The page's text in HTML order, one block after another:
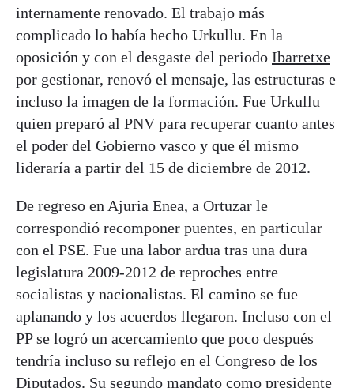
internamente renovado. El trabajo más
complicado lo había hecho Urkullu. En la
oposición y con el desgaste del periodo Ibarretxe
por gestionar, renovó el mensaje, las estructuras e
incluso la imagen de la formación. Fue Urkullu
quien preparó al PNV para recuperar cuanto antes
el poder del Gobierno vasco y que él mismo
lideraría a partir del 15 de diciembre de 2012.
De regreso en Ajuria Enea, a Ortuzar le
correspondió recomponer puentes, en particular
con el PSE. Fue una labor ardua tras una dura
legislatura 2009-2012 de reproches entre
socialistas y nacionalistas. El camino se fue
aplanando y los acuerdos llegaron. Incluso con el
PP se logró un acercamiento que poco después
tendría incluso su reflejo en el Congreso de los
Diputados. Su segundo mandato como presidente